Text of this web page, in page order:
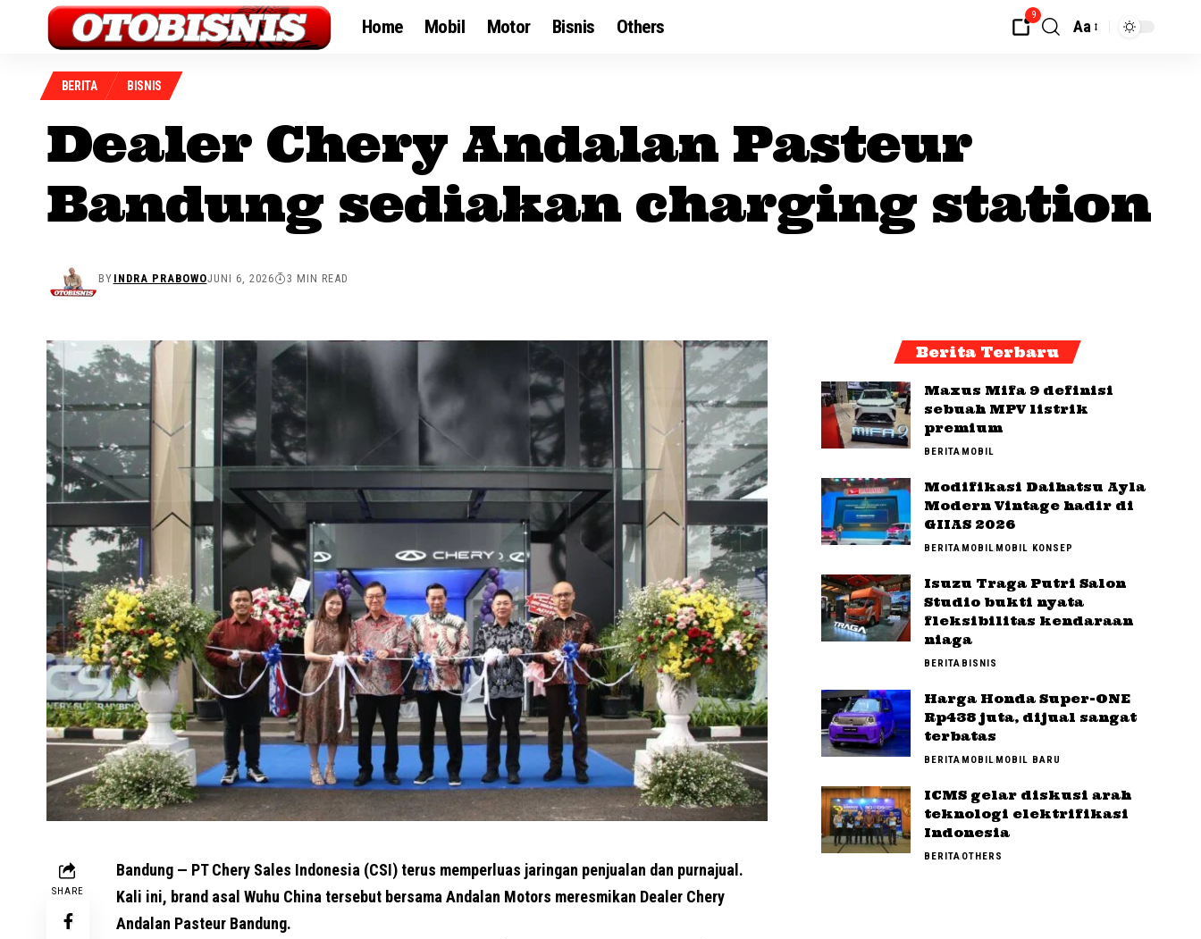
Home Mobil Motor Bisnis Others
9
Aa
BERITA BISNIS
Dealer Chery Andalan Pasteur
Bandung sediakan charging station
BY INDRA PRABOWOJUNI 6, 2026 3 MIN READ
SHARE
Bandung — PT Chery Sales Indonesia (CSI) terus memperluas jaringan penjualan dan purnajual.
Kali ini, brand asal Wuhu China tersebut bersama Andalan Motors meresmikan Dealer Chery
Andalan Pasteur Bandung.
Berita Terbaru
Maxus Mifa 9 definisi
sebuah MPV listrik
premium
BERITAMOBIL
Modifikasi Daihatsu Ayla
Modern Vintage hadir di
GIIAS 2026
BERITAMOBILMOBIL KONSEP
Isuzu Traga Putri Salon
Studio bukti nyata
fleksibilitas kendaraan
niaga
BERITABISNIS
Harga Honda Super-ONE
Rp438 juta, dijual sangat
terbatas
BERITAMOBILMOBIL BARU
ICMS gelar diskusi arah
teknologi elektrifikasi
Indonesia
BERITAOTHERS